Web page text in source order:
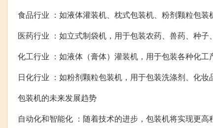
食品行业 ：如液体灌装机、枕式包装机、粉剂颗粒包装
医药行业 ：如立式制袋机，用于包装农药、兽药、种
化工行业 ：如液体（膏体）灌装机，用于包装各种化工
日化行业 ：如粉剂颗粒包装机，用于包装洗涤剂、化妆
包装机的未来发展趋势
自动化和智能化 ：随着技术的进步，包装机将实现更